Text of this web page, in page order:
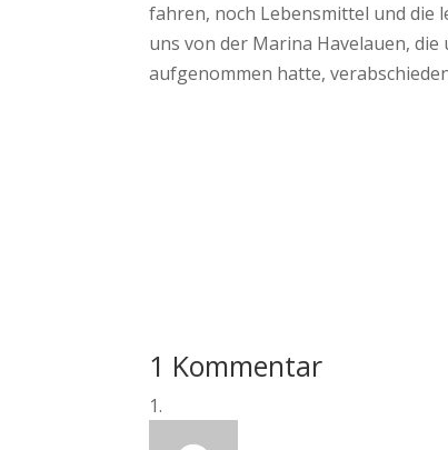
fahren, noch Lebensmittel und die
uns von der Marina Havelauen, die
aufgenommen hatte,
1 Kommentar